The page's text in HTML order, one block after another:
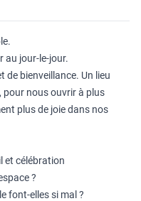
au jour-le-jour.
de bienveillance. Un lieu
pour nous ouvrir à plus
plus de joie dans nos
et célébration
?
font-elles si mal ?